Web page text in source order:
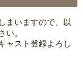
まいますので、以
い。
ャスト登録よろし